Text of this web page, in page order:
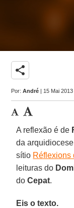
share
Por:André | 15 Mai 2013
A reflexão é de
da
sítio Réflexions
leituras do
doCepat.
Eis o texto.